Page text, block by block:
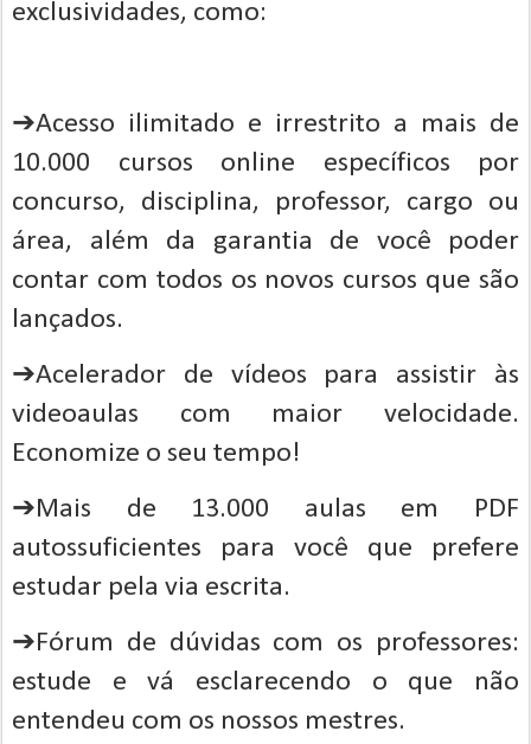
exclusividades, como:
➔Acesso ilimitado e irrestrito a mais de
10.000 cursos online específicos por
concurso, disciplina, professor, cargo ou
área, além da garantia de você poder
contar com todos os novos cursos que são
lançados.
➔Acelerador de vídeos para assistir às
videoaulas com maior velocidade.
Economize o seu tempo!
➔Mais de 13.000 aulas em PDF
autossuficientes para você que prefere
estudar pela via escrita.
➔Fórum de dúvidas com os professores:
estude e vá esclarecendo o que não
entendeu com os nossos mestres.